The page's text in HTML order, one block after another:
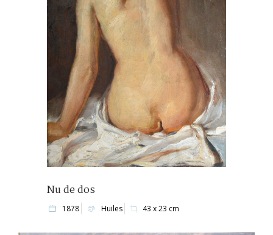
Nu de dos
1878 Huiles 43 x 23 cm